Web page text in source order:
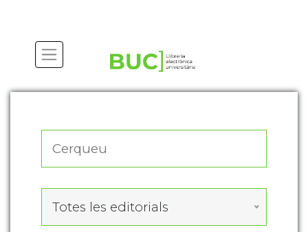
Totes les editorials